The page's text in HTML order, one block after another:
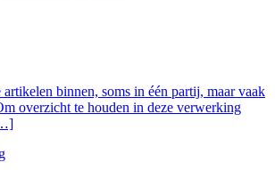
binnen, soms in één partij, maar vaak
overzicht te houden in deze verwerking